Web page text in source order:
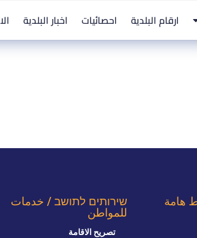
ارقام البلدية احصائيات اخبار البلدية
هامة
שירותים לתושב / خدمات
للمواطن
تصريح الاقامة